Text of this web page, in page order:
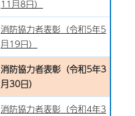
11月8日）
消防協力者表彰（令和5年5
月19日）
消防協力者表彰（令和5年3
月30日）
消防協力者表彰（令和4年3